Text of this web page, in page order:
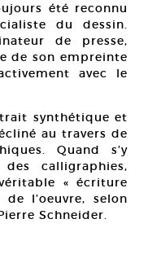
été reconnu
du dessin.
de presse,
de son empreinte
avec le
synthétique et
au travers de
Quand s’y
calligraphies,
« écriture
l’oeuvre, selon
Schneider.